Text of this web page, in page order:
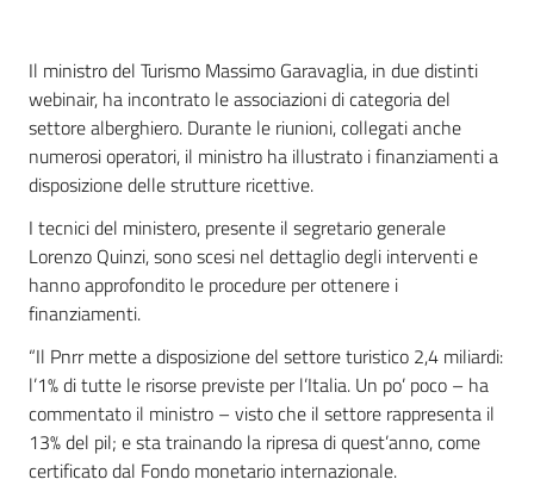
Il ministro del Turismo Massimo Garavaglia, in due distinti
webinair, ha incontrato le associazioni di categoria del
settore alberghiero. Durante le riunioni, collegati anche
numerosi operatori, il ministro ha illustrato i finanziamenti a
disposizione delle strutture ricettive.
I tecnici del ministero, presente il segretario generale
Lorenzo Quinzi, sono scesi nel dettaglio degli interventi e
hanno approfondito le procedure per ottenere i
finanziamenti.
“Il Pnrr mette a disposizione del settore turistico 2,4 miliardi:
l’1% di tutte le risorse previste per l’Italia. Un po’ poco – ha
commentato il ministro – visto che il settore rappresenta il
13% del pil; e sta trainando la ripresa di quest’anno, come
certificato dal Fondo monetario internazionale.